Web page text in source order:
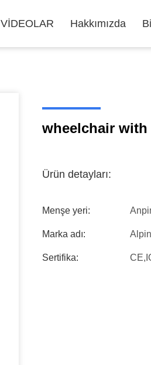
VİDEOLAR Hakkımızda
wheelchair
Ürün detayları:
Menşe yeri:
Marka adı:
Sertifika: